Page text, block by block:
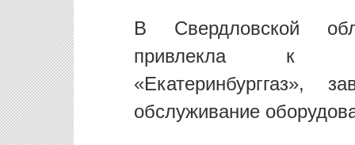
В Свердловской
привлекла к
обслуживание